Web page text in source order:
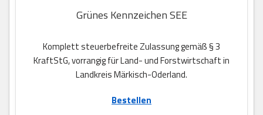
Grünes Kennzeichen SEE
Komplett steuerbefreite Zulassung gemäß § 3
KraftStG, vorrangig für Land- und Forstwirtschaft in
Landkreis Märkisch-Oderland.
Bestellen